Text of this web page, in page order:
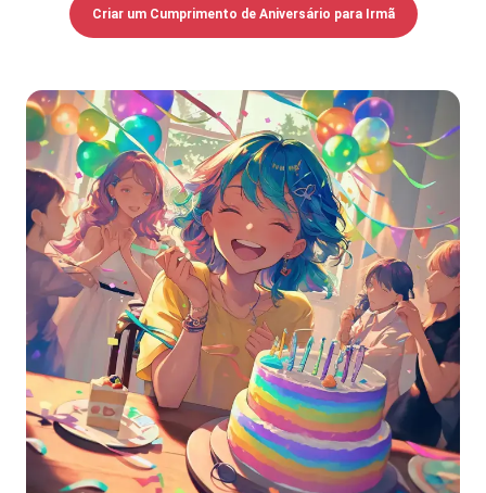
Criar um Cumprimento de Aniversário para Irmã